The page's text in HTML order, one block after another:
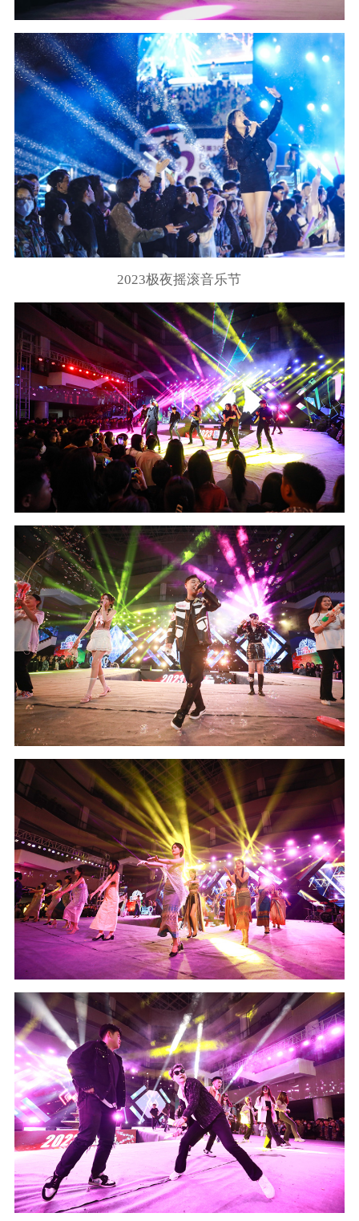
2023极夜摇滚音乐节